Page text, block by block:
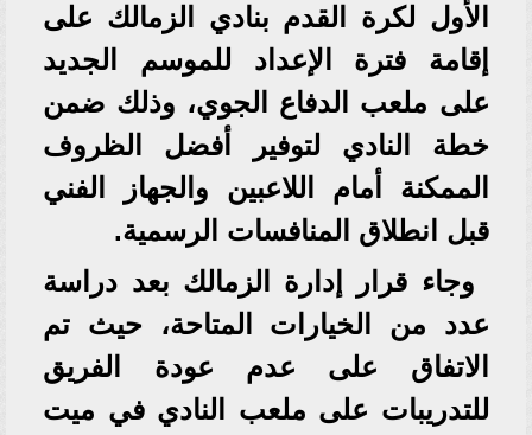
الأول لكرة القدم بنادي الزمالك على
إقامة فترة الإعداد للموسم الجديد
على ملعب الدفاع الجوي، وذلك ضمن
خطة النادي لتوفير أفضل الظروف
الممكنة أمام اللاعبين والجهاز الفني
قبل انطلاق المنافسات الرسمية.
وجاء قرار إدارة الزمالك بعد دراسة
عدد من الخيارات المتاحة، حيث تم
الاتفاق على عدم عودة الفريق
للتدريبات على ملعب النادي في ميت